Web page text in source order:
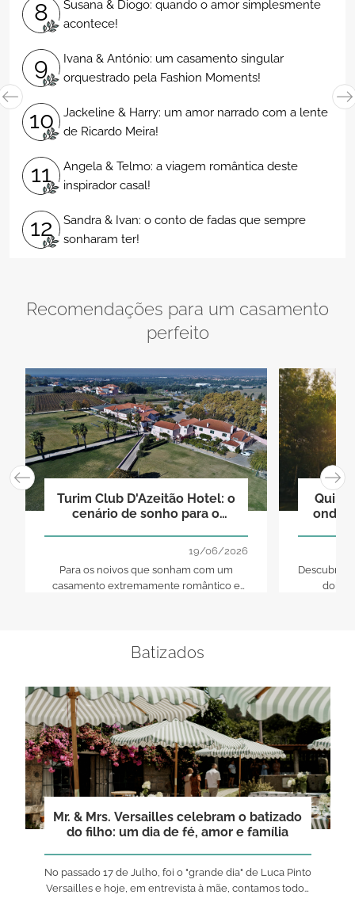
14
Diana & Pedro: um casal inquieto com um amor
pleno!
15 Inês & António: das nuvens para a realidade!
16 Rita & Junior: o início de um futuro em conjunto!
17
Mariana & Ivo: um casamento intimista repleto
de elegância!
Ver mais
Recomendações para um casamento
perfeito
Turim Club D'Azeitão Hotel: o
cenário de sonho para o
19/06/2026
Para os noivos que sonham com um
casamento extremamente romântico e
onde
Descubra
dois
Batizados
Mr. & Mrs. Versailles celebram o batizado
do filho: um dia de fé, amor e família
No passado 17 de Julho, foi o "grande dia" de Luca Pinto
Versailles e hoje, em entrevista à mãe, contamos todos